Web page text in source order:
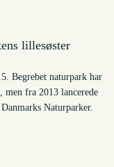
lillesøster
Begrebet naturpark har
fra 2013 lancerede
Naturparker.